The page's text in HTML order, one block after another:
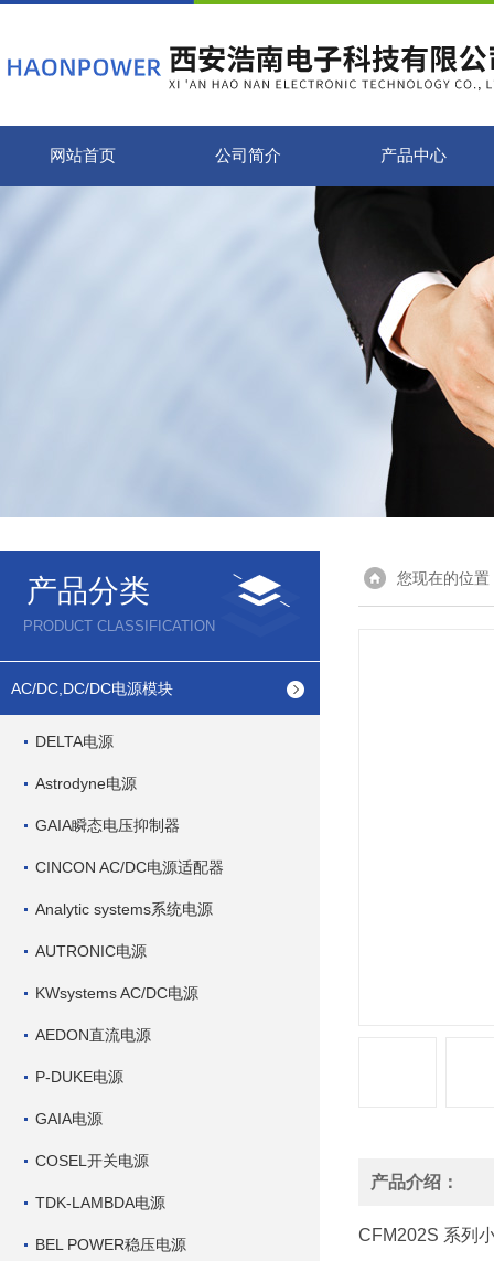
网站首页 公司简介 产品中心
产品分类
PRODUCT CLASSIFICATION
AC/DC,DC/DC电源模块
DELTA电源
Astrodyne电源
GAIA瞬态电压抑制器
CINCON AC/DC电源适配器
Analytic systems系统电源
AUTRONIC电源
KWsystems AC/DC电源
AEDON直流电源
P-DUKE电源
GAIA电源
COSEL开关电源
TDK-LAMBDA电源
BEL POWER稳压电源
您现在的位置
产品介绍：
CFM202S 系列